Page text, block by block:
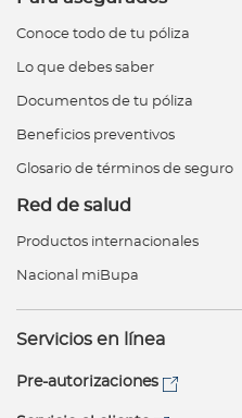
Conoce todo de tu póliza
Lo que debes saber
Documentos de tu póliza
Beneficios preventivos
Glosario de términos de seguro
Red de salud
Productos internacionales
Nacional miBupa
Servicios en línea
Pre-autorizaciones